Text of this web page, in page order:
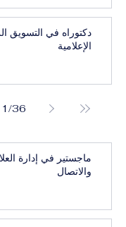
دكتوراه في التسويق
الإعلامية
1 /36
ماجستير في إدارة
والاتصال